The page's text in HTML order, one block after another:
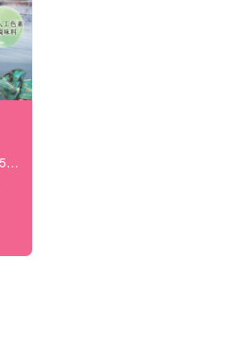
8/1-8/19 寵物指定品滿599享88折